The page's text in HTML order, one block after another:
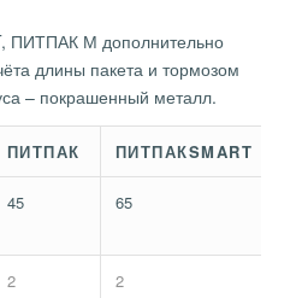
ПИТПАК М дополнительно
длины пакета и тормозом
– покрашенный металл.
ПИТПАК ПИТПАКSMART
45 65
2 2